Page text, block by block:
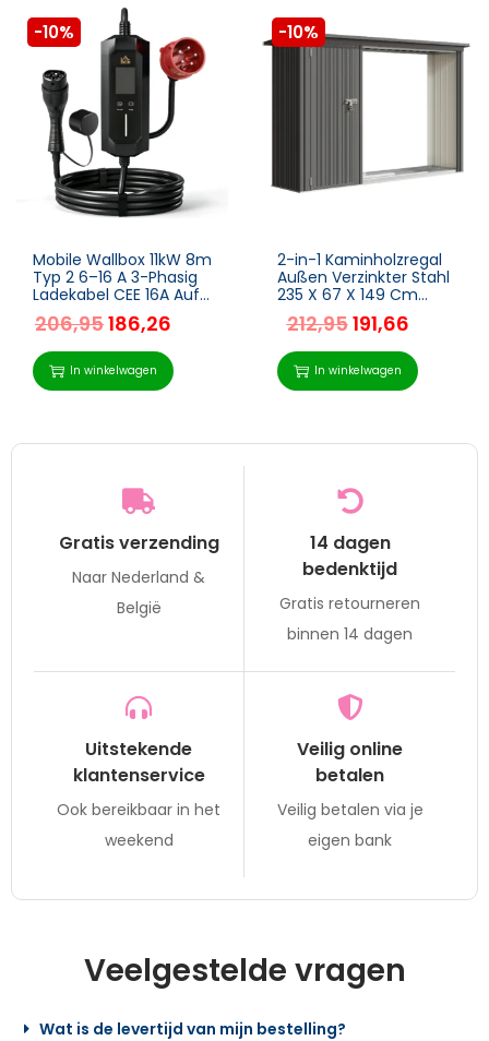
-10%
Mobile Wallbox 11kW 8m
Typ 2 6–16 A 3-Phasig
Ladekabel CEE 16A Auf
Typ 2 Mit Einstellbarer
Ladeleistung
Startzeitvorwahl
206,95186,26
In winkelwagen
-10%
2-in-1 Kaminholzregal
Außen Verzinkter Stahl
235 X 67 X 149 Cm
Brennholzregal Mit
Geräteschrank
Schrägdach
Dunkelgrau
212,95191,66
In winkelwagen
Gratis verzending
Naar Nederland &
België
14 dagen
bedenktijd
Gratis retourneren
binnen 14 dagen
Uitstekende
klantenservice
Ook bereikbaar in het
weekend
Veilig online
betalen
Veilig betalen via je
eigen bank
Veelgestelde vragen
Wat is de levertijd van mijn bestelling?